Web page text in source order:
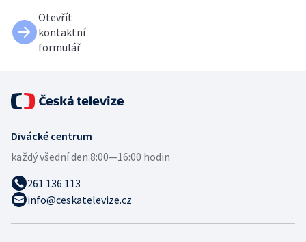
Otevřít
kontaktní
formulář
Divácké centrum
každý všední den:8:00—16:00 hodin
261 136 113
info@ceskatelevize.cz